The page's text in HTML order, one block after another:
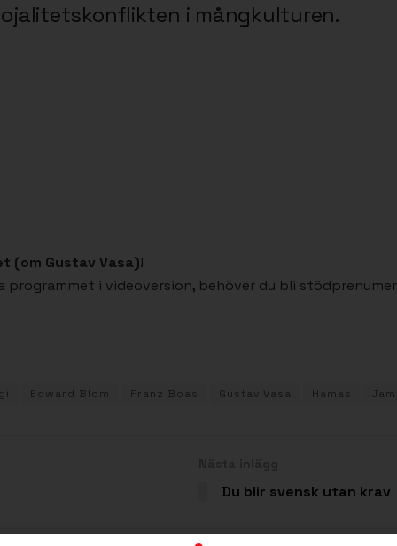
i mångkulturen.
(om Gustav Vasa)!
programmet i videoversion, behöver du bli
Edward Blom Franz Boas Gustav Vasa Hamas
Du blir svensk utan krav